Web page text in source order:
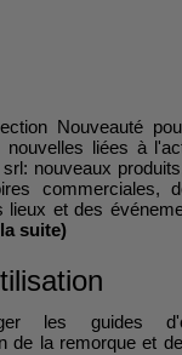
Nouveauté
nouvelles liées à
nouveaux
commerciales,
lieux et des
suite)
les guides
de la remorque et